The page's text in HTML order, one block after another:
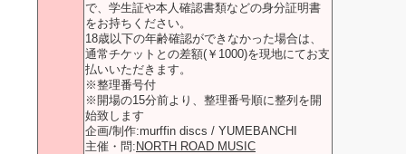
で、学生証や本人確認書類などの身分証明書
をお持ちください。
18歳以下の年齢確認ができなかった場合は、
通常チケットとの差額(￥1000)を現地にてお支
払いいただきます。
※整理番号付
※開場の15分前より、整理番号順に整列を開
始致します
企画/制作:murffin discs / YUMEBANCHI
主催・問: NORTH ROAD MUSIC